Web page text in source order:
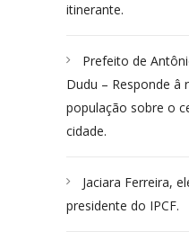
itinerante.
Prefeito de
Dudu – Responde â
população sobre o
cidade.
Jaciara Ferreira,
presidente do IPCF.